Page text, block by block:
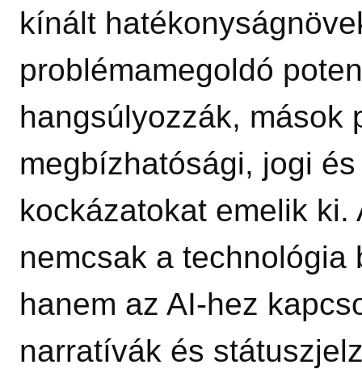
kínált
problémamegoldó
hangsúlyozzák, mások
megbízhatósági, jogi
kockázatokat emelik ki.
nemcsak a technológia
hanem az AI‑hez
narratívák és